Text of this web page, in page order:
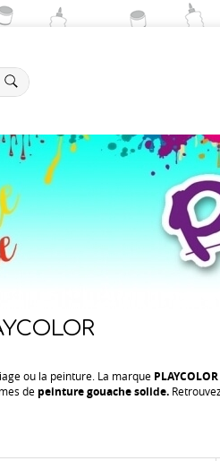
ou la peinture. La marque PLAYCOLOR
de peinture gouache solide.